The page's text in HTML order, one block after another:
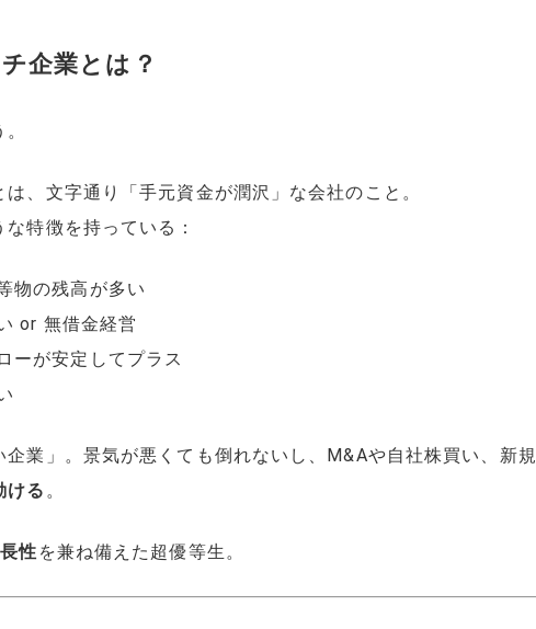
企業とは？
、文字通り「手元資金が潤沢」な会社のこと。
特徴を持っている：
物の残高が多い
or 無借金経営
ーが安定してプラス
業」。景気が悪くても倒れないし、M&Aや自社株買い、新規
ける 。
性 を兼ね備えた超優等生。